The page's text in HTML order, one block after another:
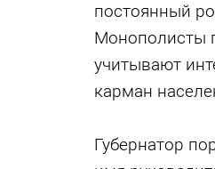
постоянный
Монополисты
учитывают
карман
Губернатор